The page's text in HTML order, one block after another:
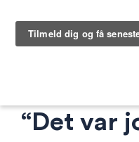
“Det var